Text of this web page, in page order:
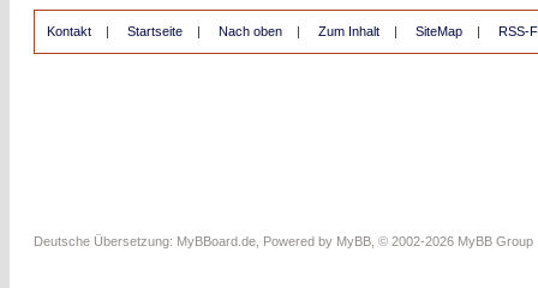
Kontakt | Startseite | Nach oben | Zum Inhalt | SiteMap | RSS-
Deutsche Übersetzung: MyBBoard.de , Powered by MyBB , © 2002-2026 MyBB Group